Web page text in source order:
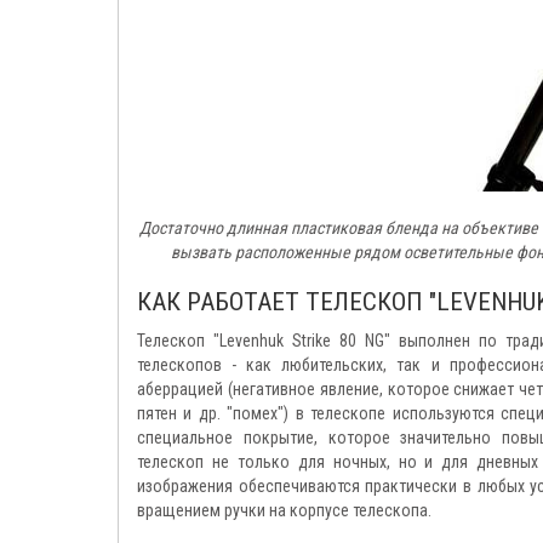
Достаточно длинная пластиковая бленда на
вызвать расположенные рядом осветительные
КАК РАБОТАЕТ ТЕЛЕСКОП
Телескоп "Levenhuk Strike 80 NG" выполнен по
телескопов - как любительских, так и
аберрацией (негативное явление, которое снижает
пятен и др. "помех") в телескопе используются
специальное покрытие, которое значительно
телескоп не только для ночных, но и для дневных
изображения обеспечиваются практически в любых
вращением ручки на корпусе телескопа.